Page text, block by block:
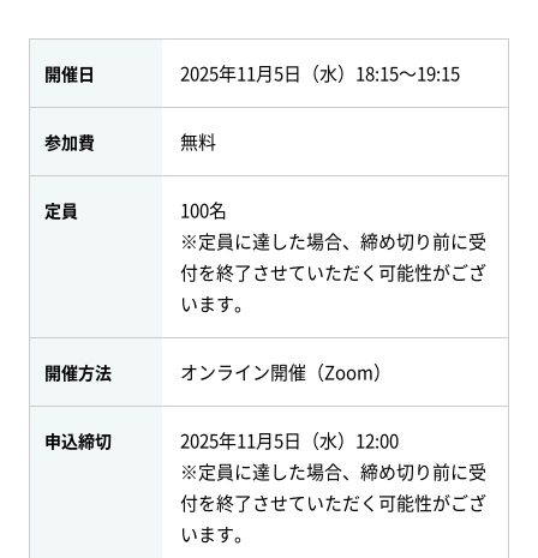
開催日 2025年11月5日（水）18:15～19:15
参加費 無料
定員
100名
※定員に達した場合、締め切り前に受
付を終了させていただく可能性がござ
います。
開催方法 オンライン開催（Zoom）
申込締切
2025年11月5日（水）12:00
※定員に達した場合、締め切り前に受
付を終了させていただく可能性がござ
います。